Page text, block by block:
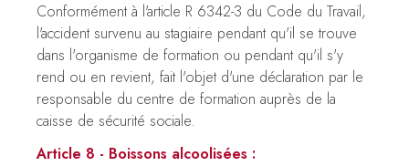
Conformément à l'article R 6342-3 du Code du Travail,
l'accident survenu au stagiaire pendant qu'il se trouve
dans l'organisme de formation ou pendant qu'il s'y
rend ou en revient, fait l'objet d'une déclaration par le
responsable du centre de formation auprès de la
caisse de sécurité sociale.
Article 8 - Boissons alcoolisées :